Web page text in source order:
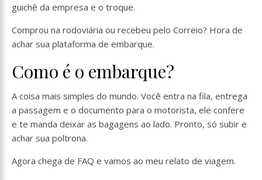
guichê da empresa e o troque.
Comprou na rodoviária ou recebeu pelo Correio? Hora de
achar sua plataforma de embarque.
Como é o embarque?
A coisa mais simples do mundo. Você entra na fila, entrega
a passagem e o documento para o motorista, ele confere
e te manda deixar as bagagens ao lado. Pronto, só subir e
achar sua poltrona.
Agora chega de FAQ e vamos ao meu relato de viagem.